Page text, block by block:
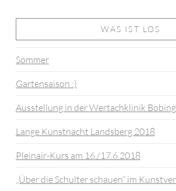
WAS IST LOS
Sommer
Gartensaison :)
Ausstellung in der Wertachklinik
Lange Kunstnacht Landsberg 2018
Pleinair-Kurs am 16./17.6.2018
„Über die Schulter schauen“ im